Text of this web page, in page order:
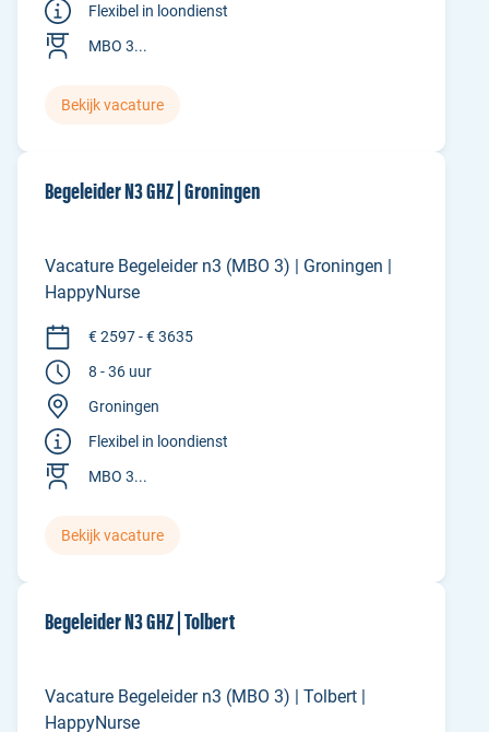
Flexibel in loondienst
MBO 3...
Bekijk vacature
Begeleider N3 GHZ | Groningen
Vacature Begeleider n3 (MBO 3) | Groningen |
HappyNurse
€ 2597 - € 3635
8 - 36 uur
Groningen
Flexibel in loondienst
MBO 3...
Bekijk vacature
Begeleider N3 GHZ | Tolbert
Vacature Begeleider n3 (MBO 3) | Tolbert |
HappyNurse